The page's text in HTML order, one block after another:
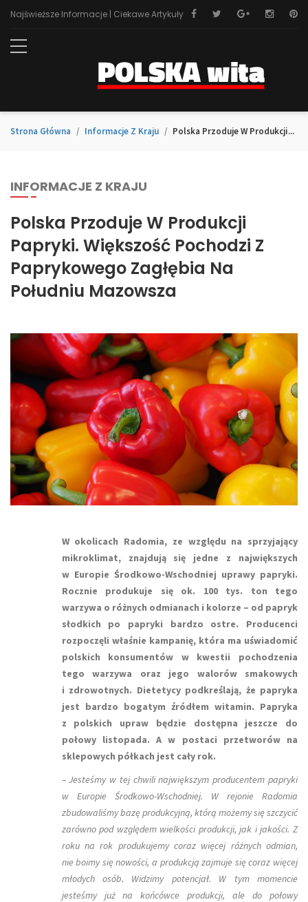
Najświeższe Informacje | Ciekawe Artykuły
Strona Główna Informacje Z Kraju Polska Przoduje W Produkcji...
INFORMACJE Z KRAJU
Polska Przoduje W Produkcji
Papryki. Większość Pochodzi Z
Paprykowego Zagłębia Na
Południu Mazowsza
W okolicach Radomia, ze względu na sprzyjający
mikroklimat, znajdują się jedne z największych
w Europie Środkowo-Wschodniej uprawy papryki.
Rocznie produkuje się ok. 100 tys. ton tego
warzywa o różnych odmianach i kolorze – od papryk
słodkich po papryki bardzo ostre. Producenci
rozpoczęli właśnie kampanię, która ma uświadomić
polskich konsumentów w kwestii pochodzenia
tego warzywa oraz jego walorów smakowych
i zdrowotnych. Dietetycy podkreślają, że papryka
jest bardzo bogatym źródłem witamin. Papryka
z polskich upraw będzie dostępna jeszcze do
połowy listopada. A w postaci przetworów na
sklepowych półkach jest cały rok.
– Jesteśmy w tej chwili największym producentem papryki
w Europie Środkowo-Wschodniej. W rejonie Radomia
zbudowaliśmy bazę produkcyjną, którą możemy się szczycić
zarówno pod względem wielkości produkcji, jak i jakości. Z
roku na rok produkujemy coraz więcej różnych odmian,
nie boimy się nowości, a produkcją zajmuje się coraz więcej
młodych osób. Widzimy potencjał. W tym momencie
jesteśmy już na końcówce produkcji, ale do połowy